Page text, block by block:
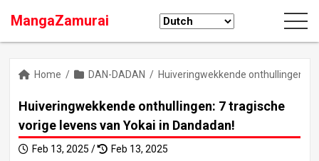
MangaZamurai
Home / DAN-DADAN / Huiveringwekkende onthullingen: 7
Huiveringwekkende onthullingen: 7 tragische
vorige levens van Yokai in Dandadan!
Feb 13, 2025 / Feb 13, 2025